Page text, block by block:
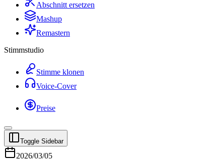
Abschnitt ersetzen
Mashup
Remastern
Stimmstudio
Stimme klonen
Voice-Cover
Preise
Toggle Sidebar
2026/03/05